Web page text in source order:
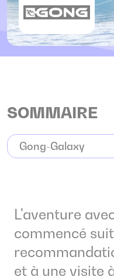
SOMMAIRE
L'aventure
commencé
et à une visite